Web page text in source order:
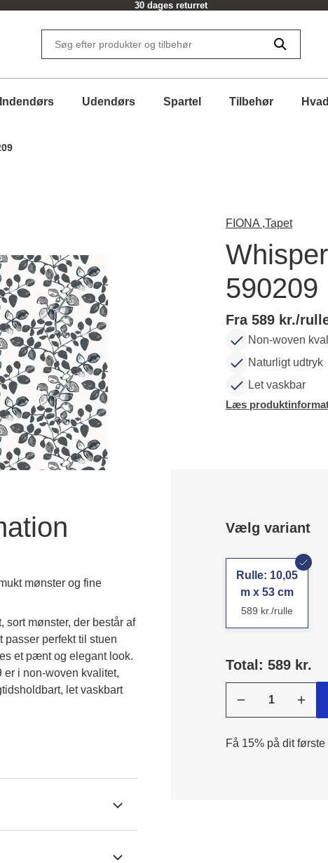
30 dages returret
Indendørs Udendørs Spartel Tilbehør
mønster og fine
sort mønster, der består af
passer perfekt til stuen
et pænt og elegant look.
i non-woven kvalitet,
let vaskbart
FIONA ,Tapet
590209
Fra 589 kr./
Non-woven
Naturligt udtryk
Let vaskbar
Læs
Vælg variant
Rulle: 10,05
m x 53 cm
589 kr./rulle
Total: 589 kr.
Få 15% på dit første